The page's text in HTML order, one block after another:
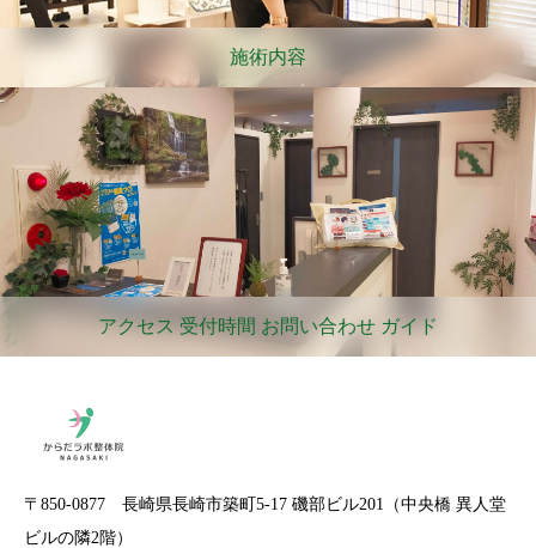
施術内容
アクセス 受付時間 お問い合わせ ガイド
〒850-0877 長崎県長崎市築町5-17 磯部ビル201（中央橋 異人堂
ビルの隣2階）